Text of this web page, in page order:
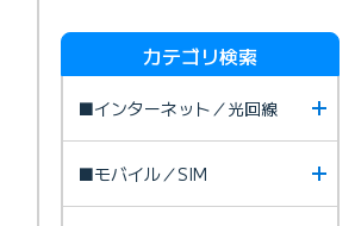
カテゴリ検索
■インターネット／光回線
■モバイル／SIM